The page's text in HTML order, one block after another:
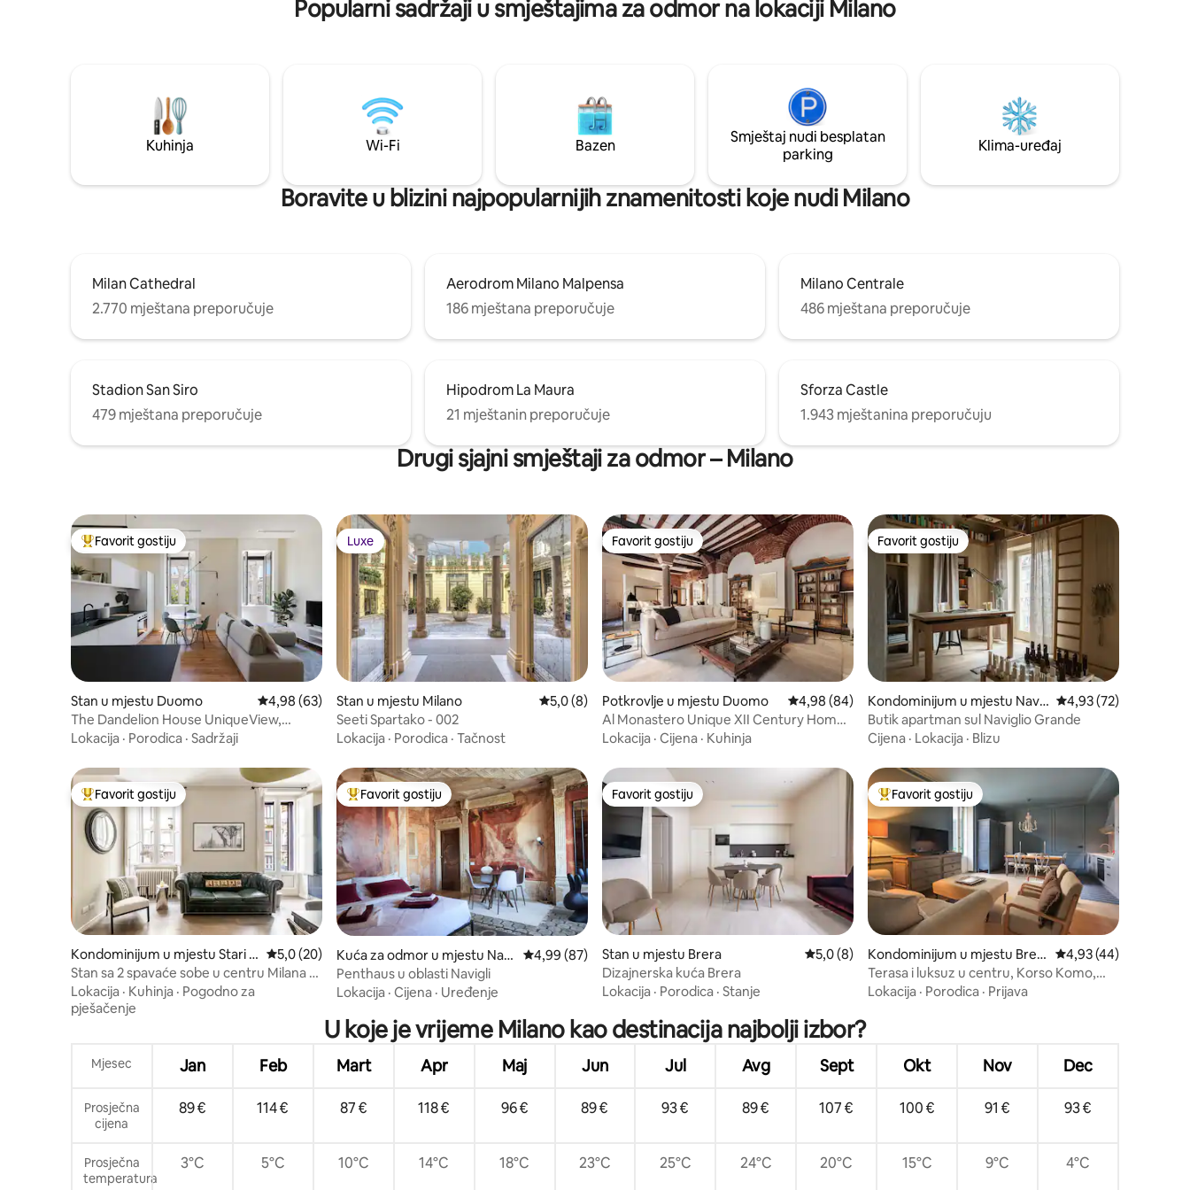
dnevni boravak, kuhinju, 2 bračna
dostupna od 1. aprila do 31. oktobra, na
zahtjev (najmanje 24 sata prije prijave) uz
dodatnu naknadu, uz plaćanje garaže
Popularni sadržaji u smještajima za odmor na lokaciji Milano
Kuhinja Wi-Fi Bazen
Smještaj nudi besplatan
parking
Klima-uređaj
Boravite u blizini najpopularnijih znamenitosti koje nudi Milano
Milan Cathedral
2.770 mještana preporučuje
Aerodrom Milano Malpensa
186 mještana preporučuje
Milano Centrale
486 mještana preporučuje
Stadion San Siro
479 mještana preporučuje
Hipodrom La Maura
21 mještanin preporučuje
Sforza Castle
1.943 mještanina preporučuju
Drugi sjajni smještaji za odmor – Milano
Glavni favorit gostiju
Favorit gostiju
Stan u mjestu Duomo prosječna ocjena 4,98 od 5, recenzija: 63
4,98 (63)
The Dandelion House UniqueView,
Duomo district
Lokacija · Porodica · Sadržaji
Luxe
Luxe
Stan u mjestu Milano prosječna ocjena 5,0 od 5, recenzija: 8
5,0 (8)
Seeti Spartako - 002
Lokacija · Porodica · Tačnost
Favorit gostiju
Favorit gostiju
Potkrovlje u mjestu Duomo prosječna ocjena 4,98 od 5, recenzija: 84
4,98 (84)
Al Monastero Unique XII Century Home
Duomo
Lokacija · Cijena · Kuhinja
Favorit gostiju
Favorit gostiju
Kondominijum u mjestu Navi
gli
prosječna ocjena
4,93 (72)
Butik apartman sul Naviglio Grande
Cijena · Lokacija · Blizu
Glavni favorit gostiju
Favorit gostiju
Kondominijum u mjestu Stari G
rad
prosječna ocjena 5,0 od 5, recenzija: 20
5,0 (20)
Stan sa 2 spavaće sobe u centru Milana •
15 min do Duoma • Balkon
Lokacija · Kuhinja · Pogodno za
pješačenje
Glavni favorit gostiju
Favorit gostiju
Kuća za odmor u mjestu Navi
gli
prosječna ocjena 4,99 od 5, recenzija: 87
4,99 (87)
Penthaus u oblasti Navigli
Lokacija · Cijena · Uređenje
Favorit gostiju
Favorit gostiju
Stan u mjestu Brera prosječna ocjena 5,0 od 5, recenzija: 8
5,0 (8)
Dizajnerska kuća Brera
Lokacija · Porodica · Stanje
Glavni favorit gostiju
Favorit gostiju
Kondominijum u mjestu Brer
a
prosječna ocjena
4,93 (44)
Terasa i luksuz u centru, Korso Komo,
Garibaldi
Lokacija · Porodica · Prijava
U koje je vrijeme Milano kao destinacija najbolji izbor?
Mjesec Jan Feb Mart Apr Maj Jun Jul Avg Sept Okt Nov Dec
Prosječna
cijena
89 € 114 € 87 € 118 € 96 € 89 € 93 € 89 € 107 € 100 € 91 € 93 €
Prosječna
temperatura
3°C 5°C 10°C 14°C 18°C 23°C 25°C 24°C 20°C 15°C 9°C 4°C